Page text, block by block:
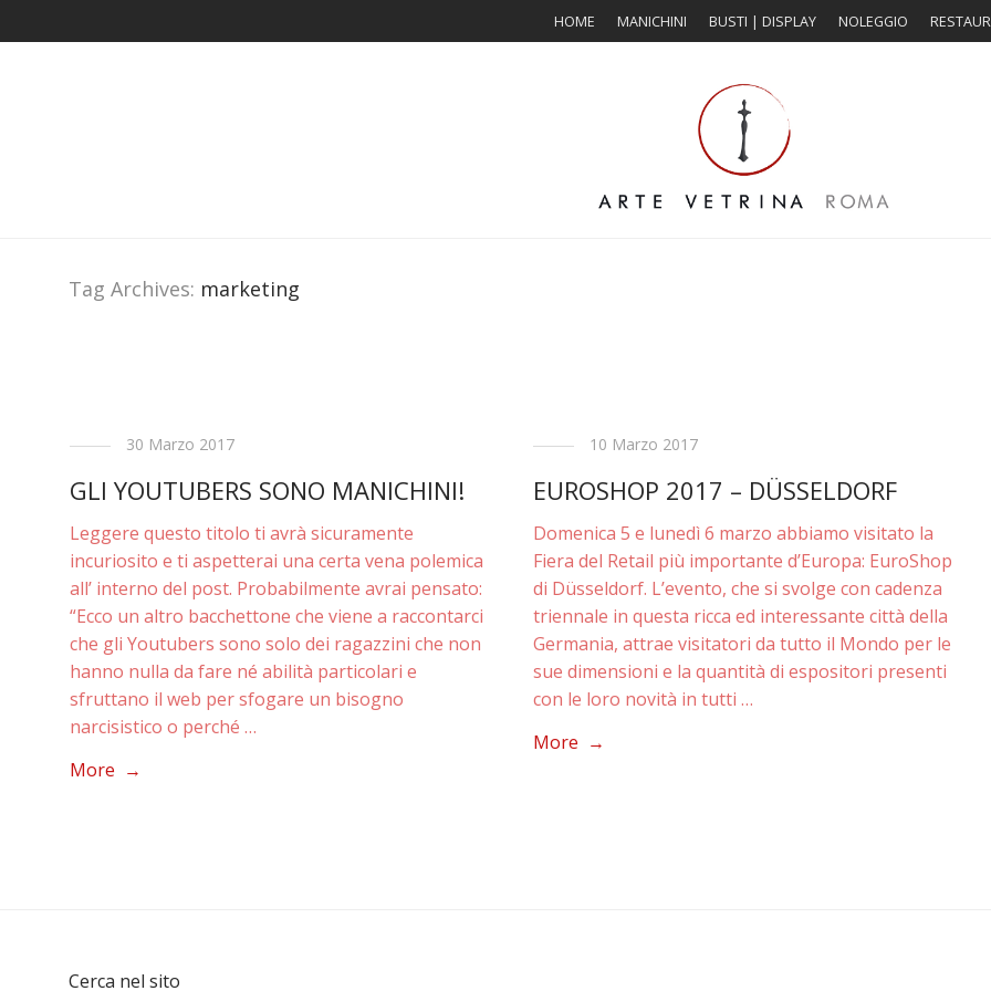
HOME MANICHINI BUSTI | DISPLAY NOLEGGIO
Tag Archives: marketing
30 Marzo 2017
GLI YOUTUBERS SONO MANICHINI!
Leggere questo titolo ti avrà sicuramente
incuriosito e ti aspetterai una certa vena polemica
all’ interno del post. Probabilmente avrai pensato:
“Ecco un altro bacchettone che viene a raccontarci
che gli Youtubers sono solo dei ragazzini che non
hanno nulla da fare né abilità particolari e
sfruttano il web per sfogare un bisogno
narcisistico o perché …
More →
10 Marzo 2017
EUROSHOP 2017 – DÜSSELDORF
Domenica 5 e lunedì 6 marzo abbiamo visitato la
Fiera del Retail più importante d’Europa: EuroShop
di Düsseldorf. L’evento, che si svolge con cadenza
triennale in questa ricca ed interessante città della
Germania, attrae visitatori da tutto il Mondo per le
sue dimensioni e la quantità di espositori presenti
con le loro novità in tutti …
More →
Cerca nel sito